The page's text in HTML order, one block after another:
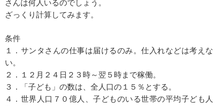
さんは何人いるのでしょう。
ざっくり計算してみます。
条件
１．サンタさんの仕事は届けるのみ。仕入れなどは考えな
い。
２．１２月２４日２３時～翌５時まで稼働。
３．「子ども」の数は、全人口の１５％とする。
４．世界人口７０億人、子どものいる世帯の平均子ども人